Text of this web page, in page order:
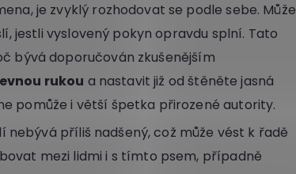
je zvyklý rozhodovat se podle sebe. Může
jestli vyslovený pokyn opravdu splní. Tato
bývá doporučován zkušenějším
rukou a nastavit již od štěněte jasná
pomůže i větší špetka přirozené autority.
příliš nadšený, což může vést k řadě
mezi lidmi i s tímto psem, případně